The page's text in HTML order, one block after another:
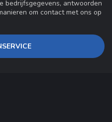
bedrijfsgegevens, antwoorden
om contact met ons op